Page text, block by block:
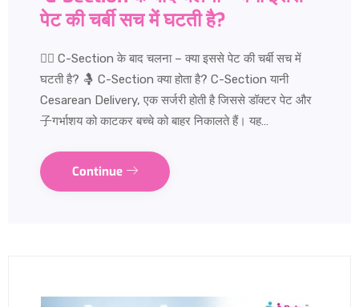
पेट की चर्बी सच में घटती है?
🚶‍♀️ C-Section के बाद चलना – क्या इससे पेट की चर्बी सच में
घटती है? 🤱 C-Section क्या होता है? C-Section यानी
Cesarean Delivery, एक सर्जरी होती है जिससे डॉक्टर पेट और
子गर्भाशय को काटकर बच्चे को बाहर निकालते हैं। यह…
Continue